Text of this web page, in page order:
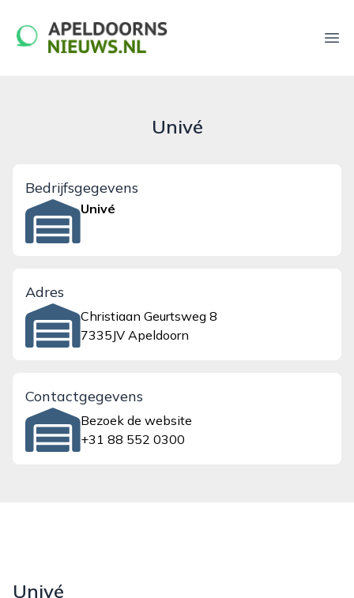
apeldoornsnieuws.nl
Univé
Bedrijfsgegevens
Univé
Adres
Christiaan Geurtsweg 8
7335JV Apeldoorn
Contactgegevens
Bezoek de website
+31 88 552 0300
Univé